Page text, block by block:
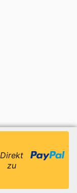
Direkt
zu